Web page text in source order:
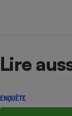
Lire
ENQUÊTE